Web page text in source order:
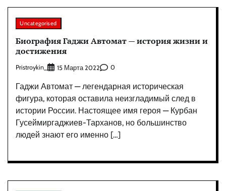
Uncategorised
Биография Гаджи Автомат — история жизни и
достижения
Pristroykin_ 15 Марта 2022 0
Гаджи Автомат — легендарная историческая
фигура, которая оставила неизгладимый след в
истории России. Настоящее имя героя — Курбан
Гусеймиргаджиев-Тарханов, но большинство
людей знают его именно […]